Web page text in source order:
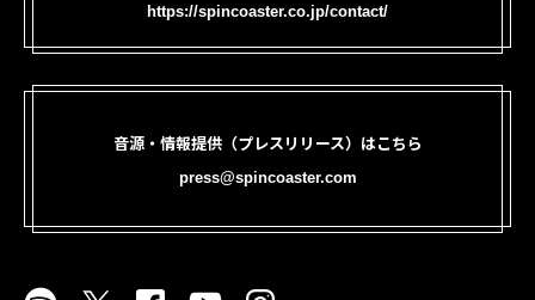
https://spincoaster.co.jp/contact/
音源・情報提供（プレスリリース）はこちら
press@spincoaster.com